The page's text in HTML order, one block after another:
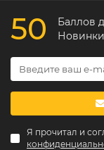
50
Баллов
Я прочитал и